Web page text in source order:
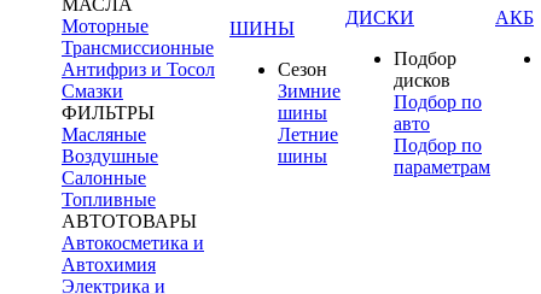
Моторные
Трансмиссионные
Антифриз и Тосол
Смазки
ФИЛЬТРЫ
Масляные
Воздушные
Салонные
Топливные
АВТОТОВАРЫ
Автокосметика и
Автохимия
Электрика и
ШИНЫ
Сезон
Зимние
шины
Летние
шины
ДИСКИ
Подбор
дисков
Подбор по
авто
Подбор по
параметрам
АКБ